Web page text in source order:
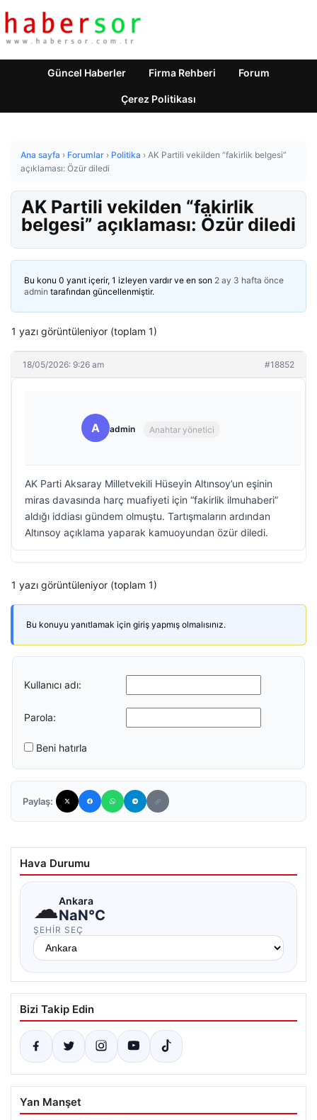
Güncel Haberler Firma Rehberi Forum
Çerez Politikası
Ana sayfa › Forumlar › Politika › AK Partili vekilden “fakirlik belgesi”
açıklaması: Özür diledi
AK Partili vekilden “fakirlik
belgesi” açıklaması: Özür diledi
Bu konu 0 yanıt içerir, 1 izleyen vardır ve en son 2 ay 3 hafta önce
admin tarafından güncellenmiştir.
1 yazı görüntüleniyor (toplam 1)
18/05/2026: 9:26 am #18852
A admin Anahtar yönetici
AK Parti Aksaray Milletvekili Hüseyin Altınsoy’un eşinin
miras davasında harç muafiyeti için “fakirlik ilmuhaberi”
aldığı iddiası gündem olmuştu. Tartışmaların ardından
Altınsoy açıklama yaparak kamuoyundan özür diledi.
1 yazı görüntüleniyor (toplam 1)
Bu konuyu yanıtlamak için giriş yapmış olmalısınız.
Kullanıcı adı:
Parola:
Beni hatırla
Paylaş:
Hava Durumu
☁Ankara
NaN°C
ŞEHIR SEÇ
Bizi Takip Edin
Yan Manşet